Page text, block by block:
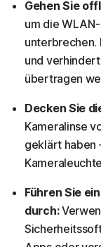
Gehen Sie
um die
unterbrechen.
und
übertragen
Decken Sie
Kameralinse
geklärt haben
Führen Sie
durch: